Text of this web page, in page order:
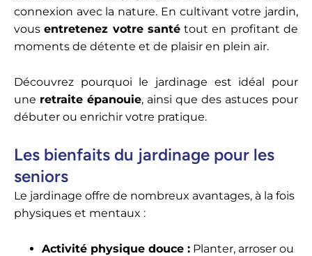
connexion avec la nature. En cultivant votre jardin,
vousentretenez votre santétout en profitant de
moments de détente et de plaisir en plein air.
Découvrez pourquoi le jardinage est idéal pour
une retraite épanouie, ainsi que des astuces pour
débuter ou enrichir votre pratique.
Les bienfaits du jardinage pour les
seniors
Le jardinage offre de nombreux avantages, à la fois
physiques et mentaux :
Activité physique douce : Planter, arroser ou